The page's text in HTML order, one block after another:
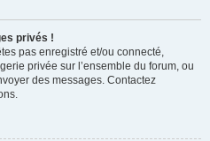
privés !
pas enregistré et/ou connecté,
privée sur l’ensemble du forum, ou
des messages. Contactez